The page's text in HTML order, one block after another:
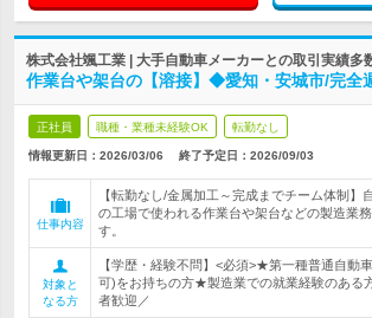
株式会社颯工業 | 大手自動車メーカーとの取引実績多
作業台や架台の【溶接】◆愛知・安城市/完全
正社員 職種・業種未経験OK 転勤なし
情報更新日：2026/03/06 終了予定日： 2026/09/03
仕事内容
【転勤なし/金属加工～完成までチーム体制】
の工場で使われる作業台や架台などの製造業
す。
対象と
なる方
【学歴・経験不問】<必須>★第一種普通自動
可)をお持ちの方★製造業での就業経験のある
者歓迎／